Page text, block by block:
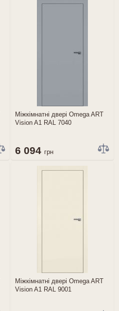
Міжкімнатні двері Omega ART
Vision A1 RAL 7040
6 094 грн
Міжкімнатні двері Omega ART
Vision A1 RAL 9001